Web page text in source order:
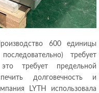
600 единицы
требует
требует предельной
долговечность и
LYTH использовала